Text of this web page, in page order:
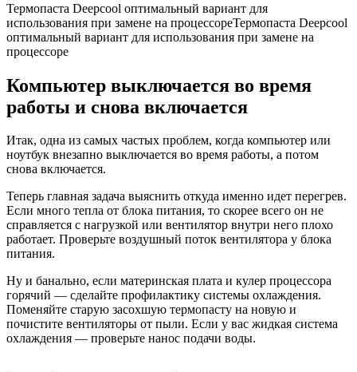
Термопаста Deepcool оптимальный вариант для
использования при замене на процессореТермопаста Deepcool
оптимальный вариант для использования при замене на
процессоре
Компьютер выключается во время
работы и снова включается
Итак, одна из самых частых проблем, когда компьютер или
ноутбук внезапно выключается во время работы, а потом
снова включается.
Теперь главная задача выяснить откуда именно идет перегрев.
Если много тепла от блока питания, то скорее всего он не
справляется с нагрузкой или вентилятор внутри него плохо
работает. Проверьте воздушный поток вентилятора у блока
питания.
Ну и банально, если материнская плата и кулер процессора
горячий — сделайте профилактику системы охлаждения.
Поменяйте старую засохшую термопасту на новую и
почистите вентиляторы от пыли. Если у вас жидкая система
охлаждения — проверьте нанос подачи воды.